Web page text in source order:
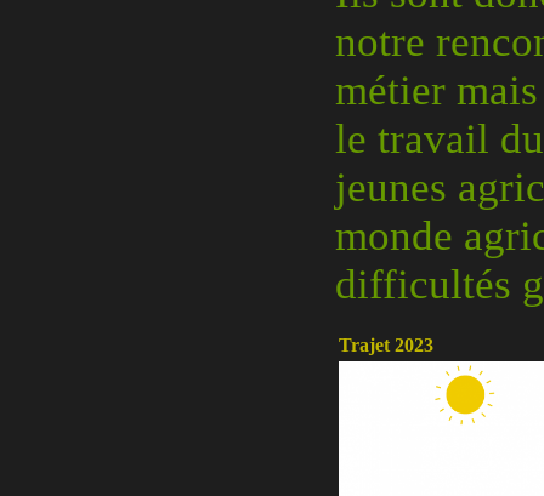
notre
métier
le travail
jeunes
monde
difficultés
Trajet 2023